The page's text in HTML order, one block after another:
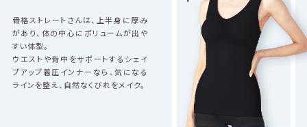
骨格ストレートさんは、上半身に厚み
があり、体の中心にボリュームが出や
すい体型。
ウエストや背中をサポートするシェイ
プアップ着圧インナーなら、気になる
ラインを整え、自然なくびれをメイク。